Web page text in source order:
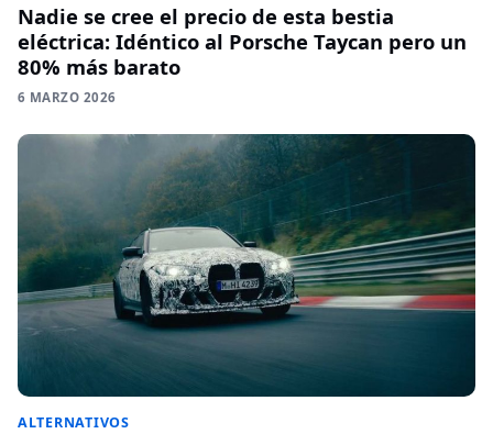
Nadie se cree el precio de esta bestia
eléctrica: Idéntico al Porsche Taycan pero un
80% más barato
6 MARZO 2026
ALTERNATIVOS